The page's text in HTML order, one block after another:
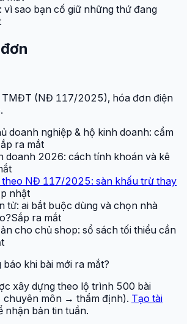
vì sao bạn cố giữ những thứ đang
TMĐT (NĐ 117/2025), hóa đơn điện
doanh nghiệp & hộ kinh doanh: cẩm
ra mắt
doanh 2026: cách tính khoán và kê
NĐ 117/2025: sàn khấu trừ thay
nhật
tử: ai bắt buộc dùng và chọn nhà
Sắp ra mắt
cho chủ shop: sổ sách tối thiểu cần
khi bài mới ra mắt?
xây dựng theo lộ trình 500 bài
môn → thẩm định). Tạo tài
nhận bản tin tuần.